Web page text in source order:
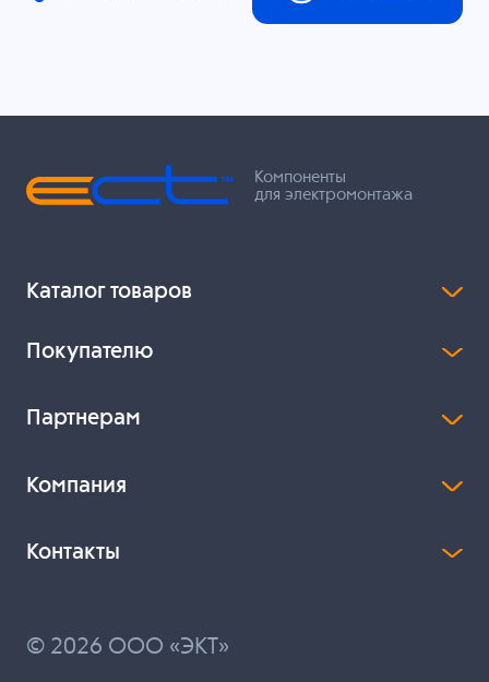
Компоненты
для электромонтажа
Каталог товаров
Покупателю
Партнерам
Компания
Контакты
© 2026 ООО «ЭКТ»